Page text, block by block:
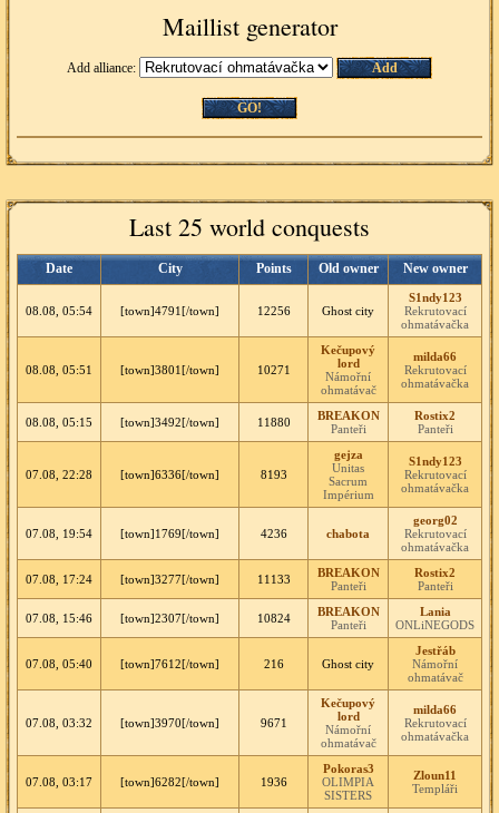
Maillist generator
Add alliance: Add
GO!
Last 25 world conquests
Date City Points Old owner New owner
08.08, 05:54 [town]4791[/town] 12256 Ghost city
S1ndy123
Rekrutovací
ohmatávačka
08.08, 05:51 [town]3801[/town] 10271
Kečupový
lord
Námořní
ohmatávač
milda66
Rekrutovací
ohmatávačka
08.08, 05:15 [town]3492[/town] 11880
BREAKON
Panteři
Rostix2
Panteři
07.08, 22:28 [town]6336[/town] 8193
gejza
Unitas
Sacrum
Impérium
S1ndy123
Rekrutovací
ohmatávačka
07.08, 19:54 [town]1769[/town] 4236 chabota
georg02
Rekrutovací
ohmatávačka
07.08, 17:24 [town]3277[/town] 11133
BREAKON
Panteři
Rostix2
Panteři
07.08, 15:46 [town]2307[/town] 10824
BREAKON
Panteři
Lania
ONLiNEGODS
07.08, 05:40 [town]7612[/town] 216 Ghost city
Jestřáb
Námořní
ohmatávač
07.08, 03:32 [town]3970[/town] 9671
Kečupový
lord
Námořní
ohmatávač
milda66
Rekrutovací
ohmatávačka
07.08, 03:17 [town]6282[/town] 1936
Pokoras3
OLIMPIA
SISTERS
Zloun11
Templáři